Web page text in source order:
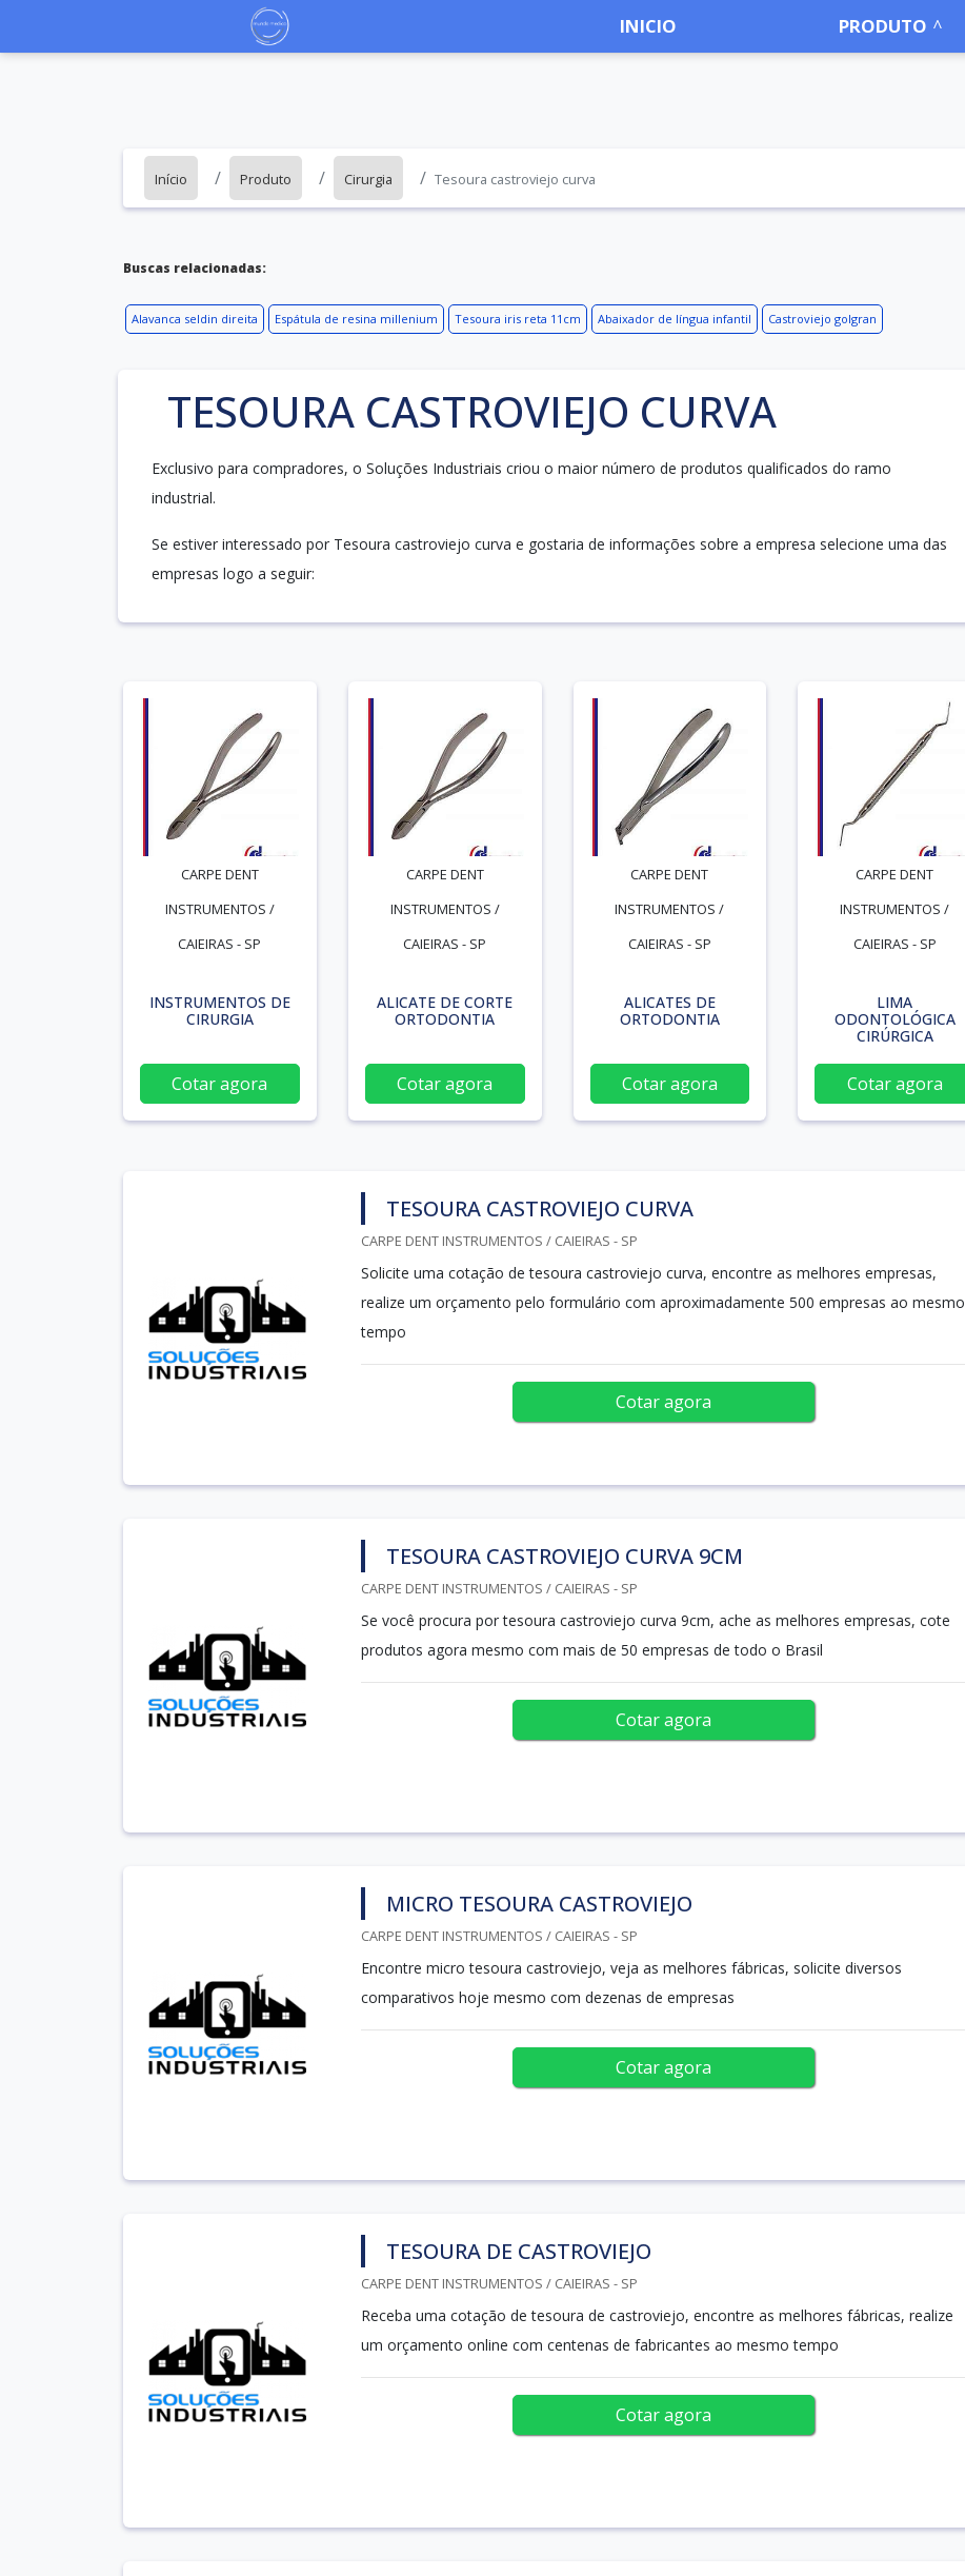
INICIO PRODUTO
Início Produto Cirurgia Tesoura castroviejo curva
Buscas relacionadas:
Alavanca seldin direita Espátula de resina millenium Tesoura iris reta 11cm Abaixador de língua infantil Castroviejo golgran
TESOURA CASTROVIEJO CURVA
Exclusivo para compradores, o Soluções Industriais criou o maior número de produtos qualificados do ramo
industrial.
Se estiver interessado por Tesoura castroviejo curva e gostaria de informações sobre a empresa selecione uma das
empresas logo a seguir:
CARPE DENT
INSTRUMENTOS /
CAIEIRAS - SP
INSTRUMENTOS DE
CIRURGIA
Cotar agora
CARPE DENT
INSTRUMENTOS /
CAIEIRAS - SP
ALICATE DE CORTE
ORTODONTIA
Cotar agora
CARPE DENT
INSTRUMENTOS /
CAIEIRAS - SP
ALICATES DE
ORTODONTIA
Cotar agora
CARPE DENT
INSTRUMENTOS /
CAIEIRAS - SP
LIMA
ODONTOLÓGICA
CIRÚRGICA
Cotar agora
TESOURA CASTROVIEJO CURVA
CARPE DENT INSTRUMENTOS / CAIEIRAS - SP
Solicite uma cotação de tesoura castroviejo curva, encontre as melhores empresas,
realize um orçamento pelo formulário com aproximadamente 500 empresas ao mesmo
tempo
Cotar agora
TESOURA CASTROVIEJO CURVA 9CM
CARPE DENT INSTRUMENTOS / CAIEIRAS - SP
Se você procura por tesoura castroviejo curva 9cm, ache as melhores empresas, cote
produtos agora mesmo com mais de 50 empresas de todo o Brasil
Cotar agora
MICRO TESOURA CASTROVIEJO
CARPE DENT INSTRUMENTOS / CAIEIRAS - SP
Encontre micro tesoura castroviejo, veja as melhores fábricas, solicite diversos
comparativos hoje mesmo com dezenas de empresas
Cotar agora
TESOURA DE CASTROVIEJO
CARPE DENT INSTRUMENTOS / CAIEIRAS - SP
Receba uma cotação de tesoura de castroviejo, encontre as melhores fábricas, realize
um orçamento online com centenas de fabricantes ao mesmo tempo
Cotar agora